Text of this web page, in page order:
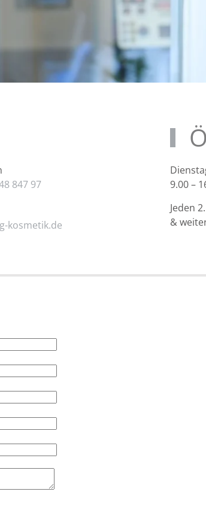
847 97
kosmetik.de
9.00 –
Jeden
&